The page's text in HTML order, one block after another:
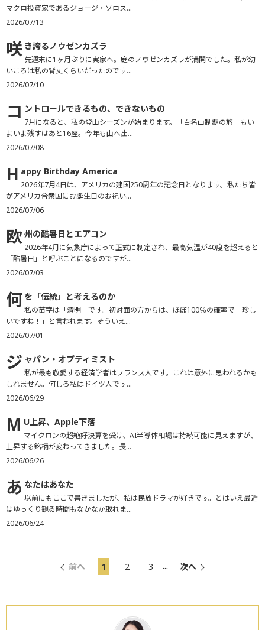
マクロ投資家であるジョージ・ソロス...
2026/07/13
咲 き誇るノウゼンカズラ
先週末に1ヶ月ぶりに実家へ。庭のノウゼンカズラが満開でした。私が幼
いころは私の背丈くらいだったのです...
2026/07/10
コ ントロールできるもの、できないもの
7月になると、私の登山シーズンが始まります。「百名山制覇の旅」もい
よいよ残すはあと16座。今年も山へ出...
2026/07/08
H appy Birthday America
2026年7月4日は、アメリカの建国250周年の記念日となります。私たち皆
がアメリカ合衆国にお誕生日のお祝い...
2026/07/06
欧州の酷暑日とエアコン
2026年4月に気象庁によって正式に制定され、最高気温が40度を超えると
「酷暑日」と呼ぶことになるのですが...
2026/07/03
何を「伝統」と考えるのか
私の苗字は「清明」です。初対面の方からは、ほぼ100％の確率で「珍し
いですね！」と言われます。そういえ...
2026/07/01
ジ ャパン・オプティミスト
私が最も敬愛する経済学者はフランス人です。これは意外に思われるかも
しれません。何しろ私はドイツ人です...
2026/06/29
M U上昇、Apple下落
マイクロンの超絶好決算を受け、AI半導体相場は持続可能に見えますが、
上昇する銘柄が変わってきました。長...
2026/06/26
あ なたはあなた
以前にもここで書きましたが、私は民放ドラマが好きです。とはいえ最近
はゆっくり観る時間もなかなか取れま...
2026/06/24
前へ 1 2 3 ... 次へ